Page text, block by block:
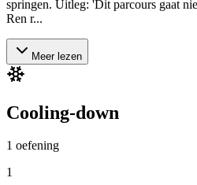
springen. Uitleg: 'Dit parcours gaat
Ren r...
Meer lezen
Cooling-down
1 oefening
1